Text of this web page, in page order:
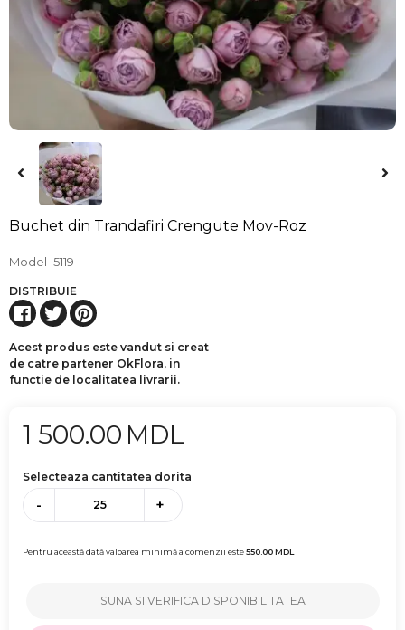
Buchet din Trandafiri Crengute Mov-Roz
Model 5119
DISTRIBUIE
Acest produs este vandut si creat
de catre partener OkFlora, in
functie de localitatea livrarii.
1 500.00 MDL
Selecteaza cantitatea dorita
- +
Pentru această dată valoarea minimă a comenzii este550.00MDL
SUNA SI VERIFICA DISPONIBILITATEA